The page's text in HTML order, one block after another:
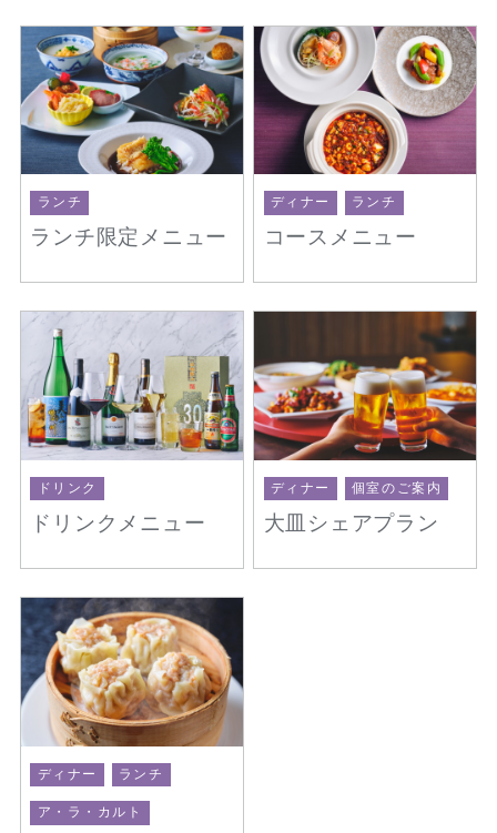
ランチ
ランチ限定メニュー
ディナー ランチ
コースメニュー
ドリンク
ドリンクメニュー
ディナー 個室のご案内
大皿シェアプラン
ディナー ランチ
ア・ラ・カルト